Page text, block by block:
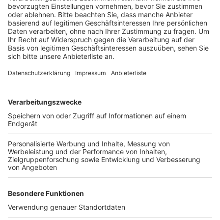
Anzeige
Laut der Polizei waren der Streifenwagen und ein Taxi
an der Kreuzung Luxemburger Straße /
Weißhausstraße zusammengeprallt. Der Wagen der
Streifenwagen im Einsatz und mit Blaulicht und
Martinshorn auf dem Weg zu einer Schlägerei. Bei dem
Zusammenstoß wurden beide Polizisten verletzt und
auch alle drei Fahrgäste und der Fahrer des Taxis. Die
genaue Unfallursache wird noch ermittelt.